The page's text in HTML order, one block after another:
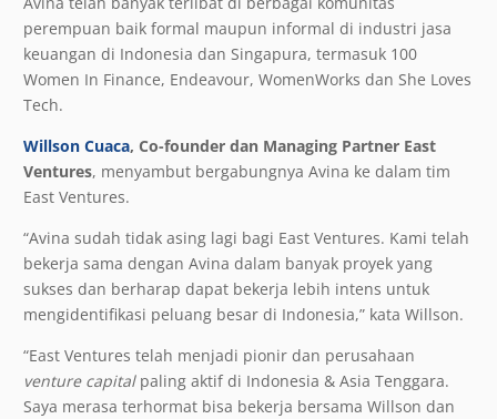
perempuan baik formal maupun informal di industri jasa
keuangan di Indonesia dan Singapura, termasuk 100
Women In Finance, Endeavour, WomenWorks dan She Loves
Tech.
Willson Cuaca, Co-founder dan Managing Partner East
Ventures, menyambut bergabungnya Avina ke dalam tim
East Ventures.
“Avina sudah tidak asing lagi bagi East Ventures. Kami telah
bekerja sama dengan Avina dalam banyak proyek yang
sukses dan berharap dapat bekerja lebih intens untuk
mengidentifikasi peluang besar di Indonesia,” kata Willson.
“East Ventures telah menjadi pionir dan perusahaan
venture capitalpaling aktif di Indonesia & Asia Tenggara.
Saya merasa terhormat bisa bekerja bersama Willson dan